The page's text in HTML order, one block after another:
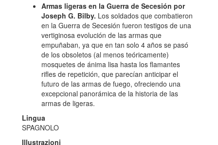
Armas ligeras en la Guerra de Secesión por
Joseph G. Bilby. Los soldados que combatieron
en la Guerra de Secesión fueron testigos de una
vertiginosa evolución de las armas que
empuñaban, ya que en tan solo 4 años se pasó
de los obsoletos (al menos teóricamente)
mosquetes de ánima lisa hasta los flamantes
rifles de repetición, que parecían anticipar el
futuro de las armas de fuego, ofreciendo una
excepcional panorámica de la historia de las
armas de ligeras.
Lingua
SPAGNOLO
Illustrazioni